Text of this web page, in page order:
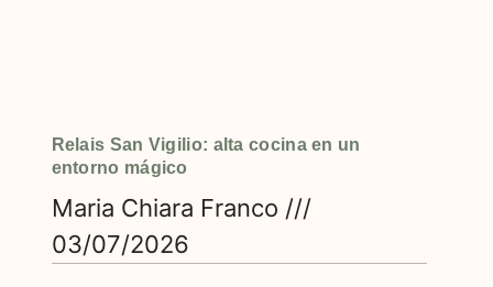
Relais San Vigilio: alta cocina en un
entorno mágico
Maria Chiara Franco
03/07/2026